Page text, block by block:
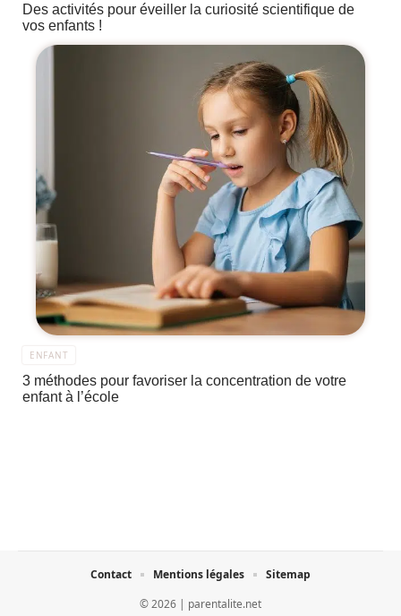
Des activités pour éveiller la curiosité scientifique de
vos enfants !
ENFANT
3 méthodes pour favoriser la concentration de votre
enfant à l’école
© 2026 | parentalite.net
Contact Mentions légales Sitemap